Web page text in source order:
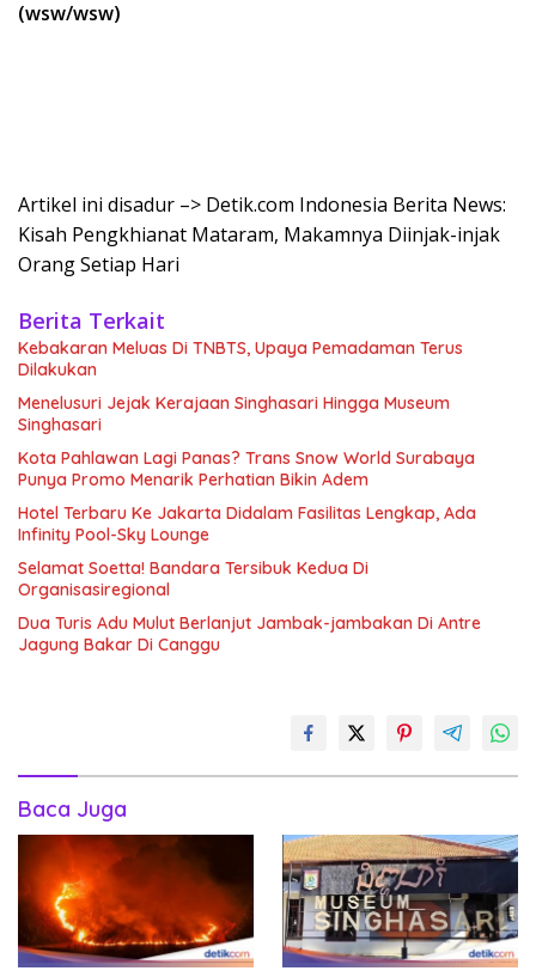
(wsw/wsw)
Artikel ini disadur –> Detik.com Indonesia Berita News:
Kisah Pengkhianat Mataram, Makamnya Diinjak-injak
Orang Setiap Hari
Berita Terkait
Kebakaran Meluas Di TNBTS, Upaya Pemadaman Terus
Dilakukan
Menelusuri Jejak Kerajaan Singhasari Hingga Museum
Singhasari
Kota Pahlawan Lagi Panas? Trans Snow World Surabaya
Punya Promo Menarik Perhatian Bikin Adem
Hotel Terbaru Ke Jakarta Didalam Fasilitas Lengkap, Ada
Infinity Pool-Sky Lounge
Selamat Soetta! Bandara Tersibuk Kedua Di
Organisasiregional
Dua Turis Adu Mulut Berlanjut Jambak-jambakan Di Antre
Jagung Bakar Di Canggu
Baca Juga